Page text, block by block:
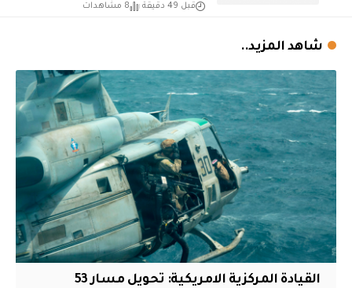
قبل 49 دقيقة 8 مشاهدات
شاهد المزيد..
القيادة المركزية الامريكية: تحويل مسار 53